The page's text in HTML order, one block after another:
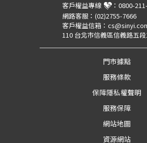
客戶權益專線 ： 0800-
網路客服： (02)2755-7666
客戶權益信箱：
110 台北市信義區信義路五
門市據點
服務條款
保障隱私權聲明
服務保障
網站地圖
資源網站